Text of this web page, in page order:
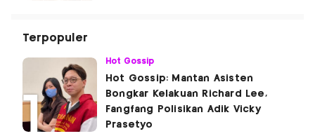
Terpopuler
Hot Gossip
Hot Gossip: Mantan Asisten
Bongkar Kelakuan Richard Lee,
Fangfang Polisikan Adik Vicky
Prasetyo